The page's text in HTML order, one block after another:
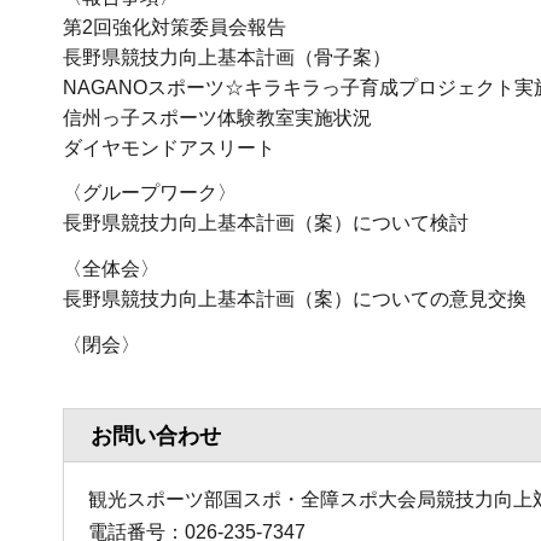
第2回強化対策委員会報告
長野県競技力向上基本計画（骨子案）
NAGANOスポーツ☆キラキラっ子育成プロジェクト実
信州っ子スポーツ体験教室実施状況
ダイヤモンドアスリート
〈グループワーク〉
長野県競技力向上基本計画（案）について検討
〈全体会〉
長野県競技力向上基本計画（案）についての意見交換
〈閉会〉
お問い合わせ
観光スポーツ部国スポ・全障スポ大会局競技力向上
電話番号：026-235-7347